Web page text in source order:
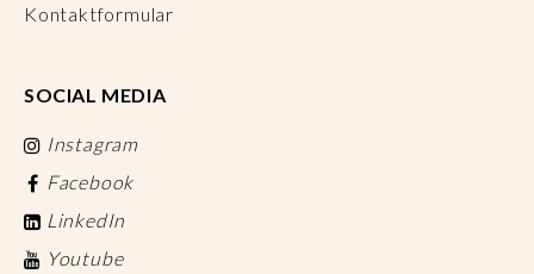
Kontaktformular
SOCIAL MEDIA
Instagram
Facebook
LinkedIn
Youtube